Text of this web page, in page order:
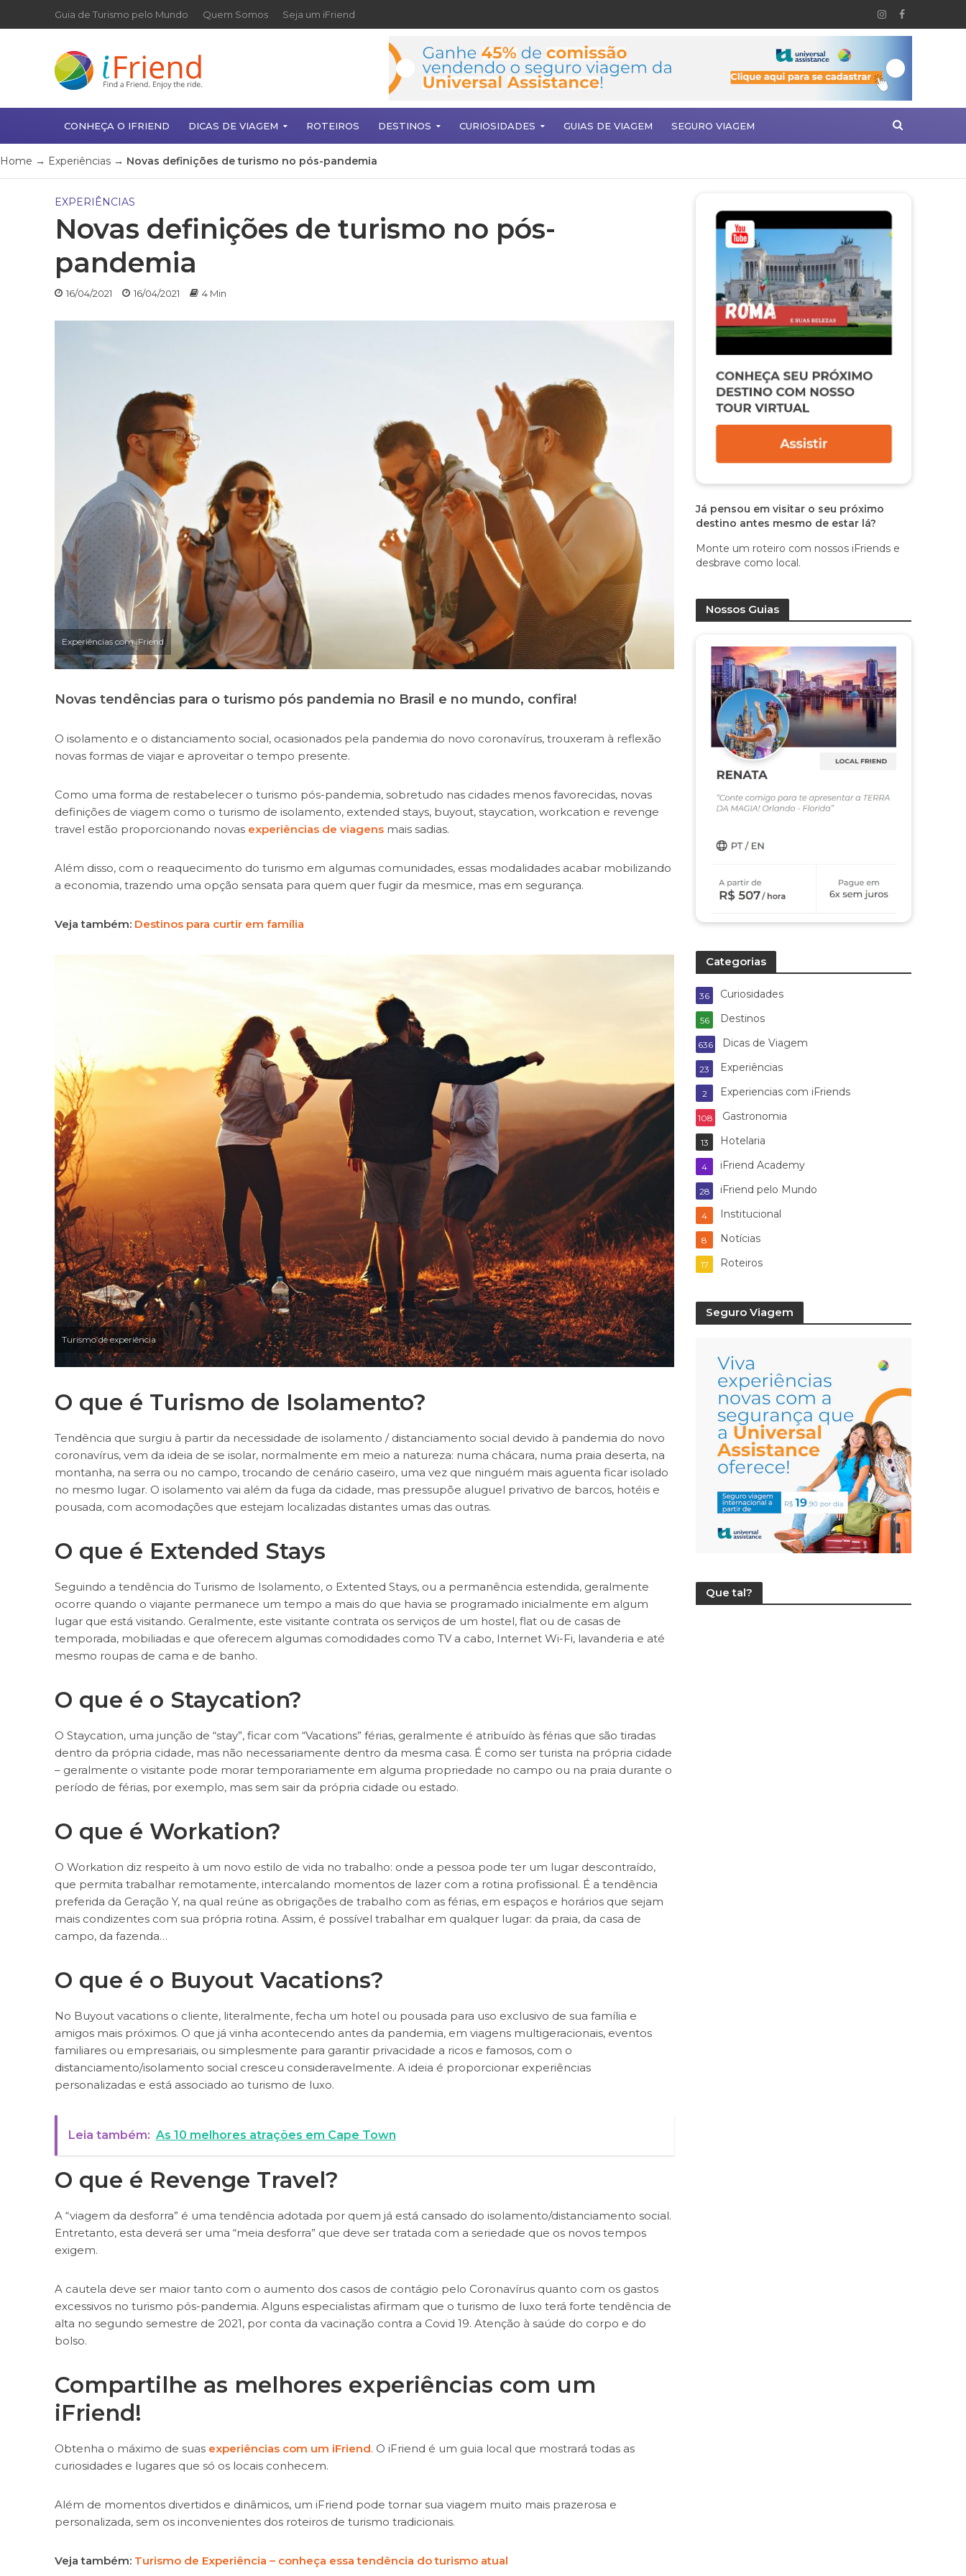
Guia de Turismo pelo Mundo Quem Somos Seja um iFriend
CONHEÇA O IFRIEND DICAS DE VIAGEM ROTEIROS DESTINOS CURIOSIDADES GUIAS DE VIAGEM SEGURO VIAGEM
Home → Experiências → Novas definições de turismo no pós-pandemia
EXPERIÊNCIAS
Novas definições de turismo no pós-
pandemia
16/04/2021 16/04/2021 4 Min
Experiências com iFriend
Novas tendências para o turismo pós pandemia no Brasil e no mundo, confira!
O isolamento e o distanciamento social, ocasionados pela pandemia do novo coronavírus, trouxeram à reflexão
novas formas de viajar e aproveitar o tempo presente.
Como uma forma de restabelecer o turismo pós-pandemia, sobretudo nas cidades menos favorecidas, novas
definições de viagem como o turismo de isolamento, extended stays, buyout, staycation, workcation e revenge
travel estão proporcionando novas experiências de viagensmais sadias.
Além disso, com o reaquecimento do turismo em algumas comunidades, essas modalidades acabar mobilizando
a economia, trazendo uma opção sensata para quem quer fugir da mesmice, mas em segurança.
Veja também: Destinos para curtir em família
Turismo de experiência
O que é Turismo de Isolamento?
Tendência que surgiu à partir da necessidade de isolamento / distanciamento social devido à pandemia do novo
coronavírus, vem da ideia de se isolar, normalmente em meio a natureza: numa chácara, numa praia deserta, na
montanha, na serra ou no campo, trocando de cenário caseiro, uma vez que ninguém mais aguenta ficar isolado
no mesmo lugar. O isolamento vai além da fuga da cidade, mas pressupõe aluguel privativo de barcos, hotéis e
pousada, com acomodações que estejam localizadas distantes umas das outras.
O que é Extended Stays
Seguindo a tendência do Turismo de Isolamento, o Extented Stays, ou a permanência estendida, geralmente
ocorre quando o viajante permanece um tempo a mais do que havia se programado inicialmente em algum
lugar que está visitando. Geralmente, este visitante contrata os serviços de um hostel, flat ou de casas de
temporada, mobiliadas e que oferecem algumas comodidades como TV a cabo, Internet Wi-Fi, lavanderia e até
mesmo roupas de cama e de banho.
O que é o Staycation?
O Staycation, uma junção de “stay”, ficar com “Vacations” férias, geralmente é atribuído às férias que são tiradas
dentro da própria cidade, mas não necessariamente dentro da mesma casa. É como ser turista na própria cidade
– geralmente o visitante pode morar temporariamente em alguma propriedade no campo ou na praia durante o
período de férias, por exemplo, mas sem sair da própria cidade ou estado.
O que é Workation?
O Workation diz respeito à um novo estilo de vida no trabalho: onde a pessoa pode ter um lugar descontraído,
que permita trabalhar remotamente, intercalando momentos de lazer com a rotina profissional. É a tendência
preferida da Geração Y, na qual reúne as obrigações de trabalho com as férias, em espaços e horários que sejam
mais condizentes com sua própria rotina. Assim, é possível trabalhar em qualquer lugar: da praia, da casa de
campo, da fazenda…
O que é o Buyout Vacations?
No Buyout vacations o cliente, literalmente, fecha um hotel ou pousada para uso exclusivo de sua família e
amigos mais próximos. O que já vinha acontecendo antes da pandemia, em viagens multigeracionais, eventos
familiares ou empresariais, ou simplesmente para garantir privacidade a ricos e famosos, com o
distanciamento/isolamento social cresceu consideravelmente. A ideia é proporcionar experiências
personalizadas e está associado ao turismo de luxo.
Leia também: As 10 melhores atrações em Cape Town
O que é Revenge Travel?
A “viagem da desforra” é uma tendência adotada por quem já está cansado do isolamento/distanciamento social.
Entretanto, esta deverá ser uma “meia desforra” que deve ser tratada com a seriedade que os novos tempos
exigem.
A cautela deve ser maior tanto com o aumento dos casos de contágio pelo Coronavírus quanto com os gastos
excessivos no turismo pós-pandemia. Alguns especialistas afirmam que o turismo de luxo terá forte tendência de
alta no segundo semestre de 2021, por conta da vacinação contra a Covid 19. Atenção à saúde do corpo e do
bolso.
Compartilhe as melhores experiências com um
iFriend!
Obtenha o máximo de suas experiências com um iFriend. O iFriend é um guia local que mostrará todas as
curiosidades e lugares que só os locais conhecem.
Além de momentos divertidos e dinâmicos, um iFriend pode tornar sua viagem muito mais prazerosa e
personalizada, sem os inconvenientes dos roteiros de turismo tradicionais.
Veja também: Turismo de Experiência – conheça essa tendência do turismo atual
Já pensou em visitar o seu próximo
destino antes mesmo de estar lá?
Monte um roteiro com nossos iFriends e
desbrave como local.
Nossos Guias
Categorias
Curiosidades
36
Destinos
56
Dicas de Viagem
636
Experiências
23
Experiencias com iFriends
2
Gastronomia
108
Hotelaria
13
iFriend Academy
4
iFriend pelo Mundo
28
Institucional
4
Notícias
8
Roteiros
17
Seguro Viagem
Que tal?